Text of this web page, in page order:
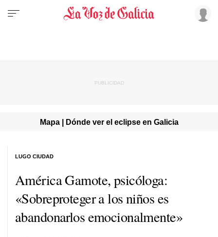
Mapa | Dónde ver el eclipse en Galicia
América Gamote, psicóloga:
«Sobreproteger a los niños es
abandonarlos emocionalmente»
LUGO CIUDAD